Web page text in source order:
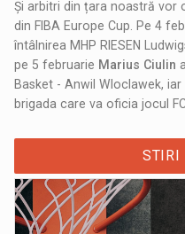
Și arbitri din țara noastră vor
din FIBA Europe Cup. Pe 4
întâlnirea MHP RIESEN
pe 5 februarie Marius Ciulin
Basket - Anwil Wloclawek, iar
brigada care va oficia jocul
STIRI